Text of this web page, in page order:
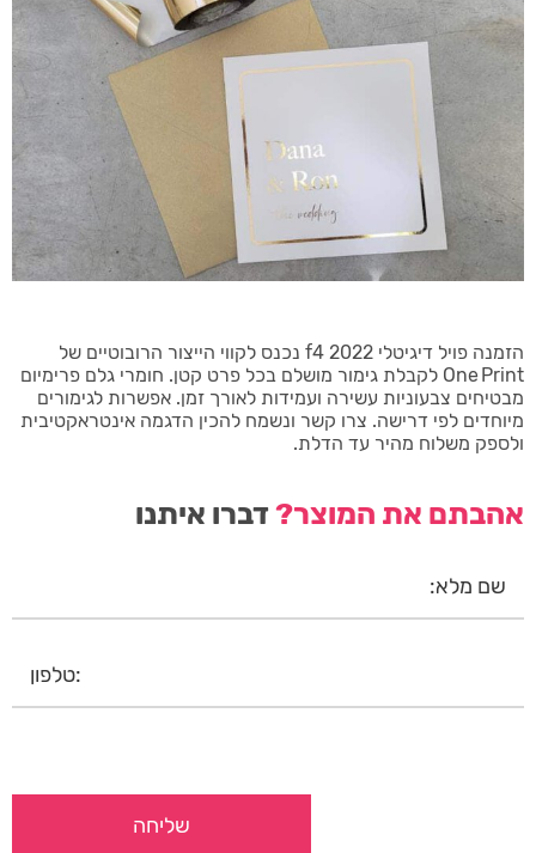
הזמנה פויל דיגיטלי 2022 f4 נכנס לקווי הייצור הרובוטיים של
One Print לקבלת גימור מושלם בכל פרט קטן. חומרי גלם פרימיום
מבטיחים צבעוניות עשירה ועמידות לאורך זמן. אפשרות לגימורים
מיוחדים לפי דרישה. צרו קשר ונשמח להכין הדגמה אינטראקטיבית
ולספק משלוח מהיר עד הדלת.
אהבתם את המוצר?דברו איתנו